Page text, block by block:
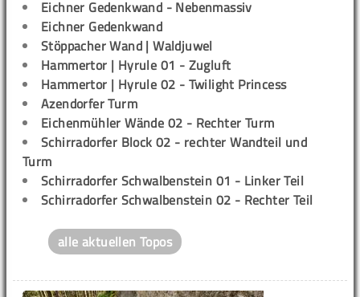
Eichner Gedenkwand - Nebenmassiv
Eichner Gedenkwand
Stöppacher Wand | Waldjuwel
Hammertor | Hyrule 01 - Zugluft
Hammertor | Hyrule 02 - Twilight Princess
Azendorfer Turm
Eichenmühler Wände 02 - Rechter Turm
Schirradorfer Block 02 - rechter Wandteil und
Turm
Schirradorfer Schwalbenstein 01 - Linker Teil
Schirradorfer Schwalbenstein 02 - Rechter Teil
alle aktuellen Topos